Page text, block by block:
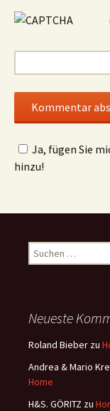
Ja, fügen Sie
hinzu!
Suchen
nach:
Neueste
Roland Bieber zu
Andrea & Mario
Home
H&S. GÖRITZ zu